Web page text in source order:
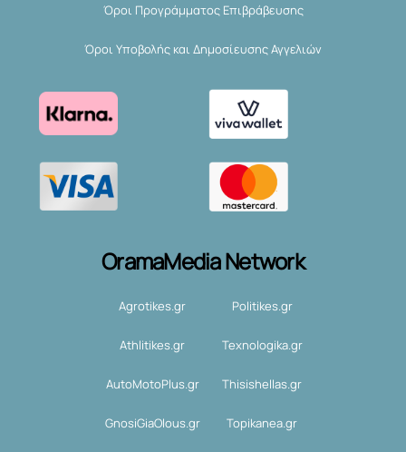
Όροι Προγράμματος Επιβράβευσης
Όροι Υποβολής και Δημοσίευσης Αγγελιών
OramaMedia Network
Agrotikes.gr Politikes.gr
Athlitikes.gr Texnologika.gr
AutoMotoPlus.gr Thisishellas.gr
GnosiGiaOlous.gr Topikanea.gr